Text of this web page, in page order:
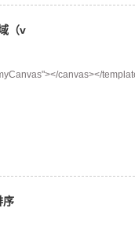
（v
canvas></
序